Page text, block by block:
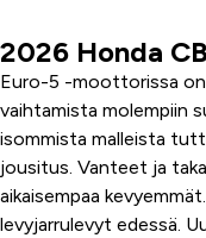
Tuoteinfo
2026 Honda
Euro-5 -moottorissa
vaihtamista molempiin
isommista malleista
jousitus. Vanteet ja
aikaisempaa
levyjarrulevyt edessä.